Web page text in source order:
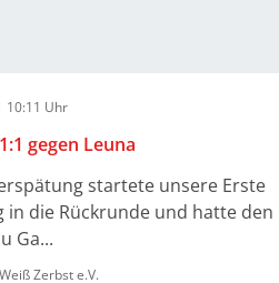
10:11 Uhr
gegen Leuna
startete unsere Erste
in die Rückrunde und hatte den
Ga...
Zerbst e.V.